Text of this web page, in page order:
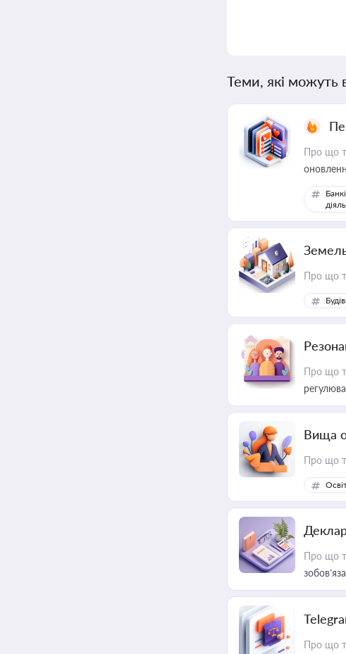
Теми, які можуть
Про що
Про що
Про що
Вища
Про що
Про що
Про що